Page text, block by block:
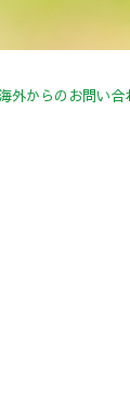
外からのお問い合